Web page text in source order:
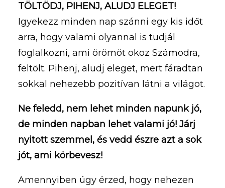
TÖLTÖDJ, PIHENJ, ALUDJ ELEGET!
Igyekezz minden nap szánni egy kis időt
arra, hogy valami olyannal is tudjál
foglalkozni, ami örömöt okoz Számodra,
feltölt. Pihenj, aludj eleget, mert fáradtan
sokkal nehezebb pozitívan látni a világot.
Ne feledd, nem lehet minden napunk jó,
de minden napban lehet valami jó! Járj
nyitott szemmel, és vedd észre azt a sok
jót, ami körbevesz!
Amennyiben úgy érzed, hogy nehezen